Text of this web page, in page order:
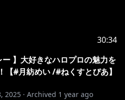
30:34
ー 】大好きなハロプロの魅力を
#月紡めい /#ねくすとぴあ】
2025 · Archived 1 year ago